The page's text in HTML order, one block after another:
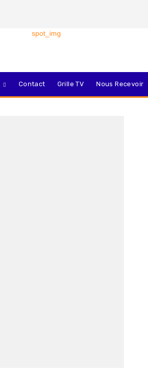
Contact Grille TV Nous Recevoir